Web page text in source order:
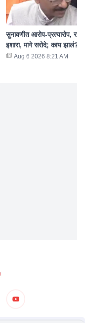
सुनावणीत आरोप-प्रत्यारोप,
इशारा, मागे सरोदे; काय झालं?
Aug 6 2026 8:21 AM